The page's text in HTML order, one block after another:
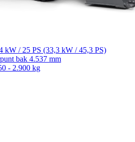
kW / 25 PS (33,3 kW / 45,3 PS)
bak 4.537 mm
- 2.900 kg